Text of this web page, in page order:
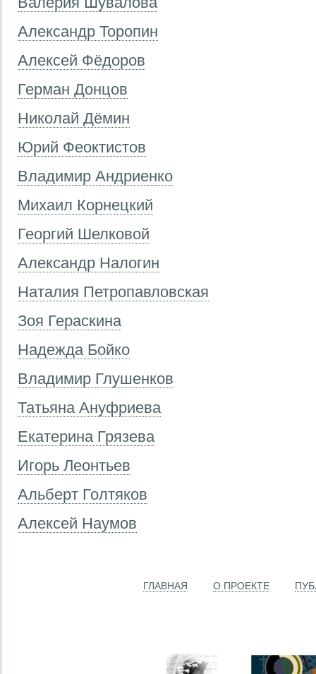
Александр Торопин
Алексей Фёдоров
Герман Донцов
Николай Дёмин
Юрий Феоктистов
Владимир Андриенко
Михаил Корнецкий
Георгий Шелковой
Александр Налогин
Наталия Петропавловская
Зоя Гераскина
Надежда Бойко
Владимир Глушенков
Татьяна Ануфриева
Екатерина Грязева
Игорь Леонтьев
Альберт Голтяков
Алексей Наумов
ГЛАВНАЯ О ПРОЕКТЕ